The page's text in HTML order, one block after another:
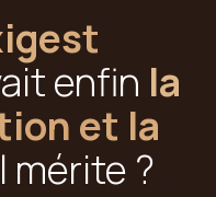
enfin la
et la
mérite ?